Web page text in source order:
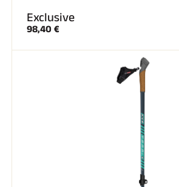
Exclusive
98,40 €